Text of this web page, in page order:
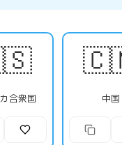
合衆国 中国